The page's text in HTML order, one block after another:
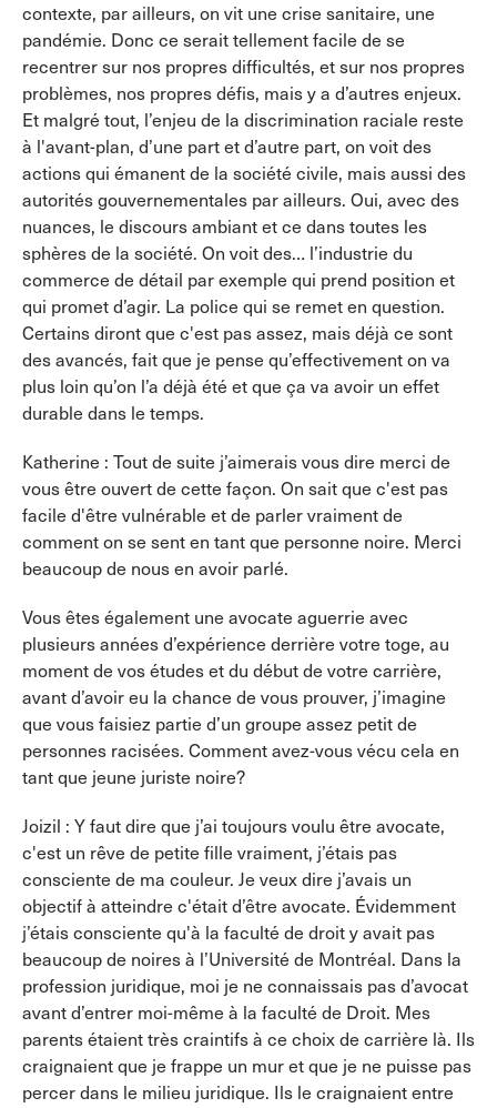
contexte, par ailleurs, on vit une crise sanitaire, une
pandémie. Donc ce serait tellement facile de se
recentrer sur nos propres difficultés, et sur nos propres
problèmes, nos propres défis, mais y a d’autres enjeux.
Et malgré tout, l’enjeu de la discrimination raciale reste
à l'avant-plan, d’une part et d’autre part, on voit des
actions qui émanent de la société civile, mais aussi des
autorités gouvernementales par ailleurs. Oui, avec des
nuances, le discours ambiant et ce dans toutes les
sphères de la société. On voit des… l’industrie du
commerce de détail par exemple qui prend position et
qui promet d’agir. La police qui se remet en question.
Certains diront que c'est pas assez, mais déjà ce sont
des avancés, fait que je pense qu’effectivement on va
plus loin qu’on l’a déjà été et que ça va avoir un effet
durable dans le temps.
Katherine : Tout de suite j’aimerais vous dire merci de
vous être ouvert de cette façon. On sait que c'est pas
facile d'être vulnérable et de parler vraiment de
comment on se sent en tant que personne noire. Merci
beaucoup de nous en avoir parlé.
Vous êtes également une avocate aguerrie avec
plusieurs années d’expérience derrière votre toge, au
moment de vos études et du début de votre carrière,
avant d’avoir eu la chance de vous prouver, j’imagine
que vous faisiez partie d’un groupe assez petit de
personnes racisées. Comment avez-vous vécu cela en
tant que jeune juriste noire?
Joizil : Y faut dire que j’ai toujours voulu être avocate,
c'est un rêve de petite fille vraiment, j’étais pas
consciente de ma couleur. Je veux dire j’avais un
objectif à atteindre c'était d’être avocate. Évidemment
j’étais consciente qu'à la faculté de droit y avait pas
beaucoup de noires à l’Université de Montréal. Dans la
profession juridique, moi je ne connaissais pas d’avocat
avant d’entrer moi-même à la faculté de Droit. Mes
parents étaient très craintifs à ce choix de carrière là. Ils
craignaient que je frappe un mur et que je ne puisse pas
percer dans le milieu juridique. Ils le craignaient entre